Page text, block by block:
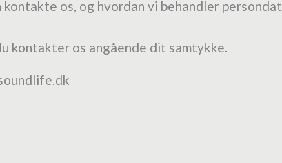
kontakte os, og hvordan vi behandler
kontakter os angående dit samtykke.